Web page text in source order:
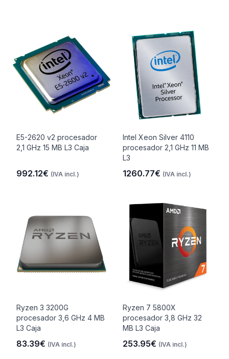
E5-2620 v2 procesador
2,1 GHz 15 MB L3 Caja
992.12€ (IVA incl.)
Intel Xeon Silver 4110
procesador 2,1 GHz 11 MB
L3
1260.77€ (IVA incl.)
Ryzen 3 3200G
procesador 3,6 GHz 4 MB
L3 Caja
83.39€ (IVA incl.)
Ryzen 7 5800X
procesador 3,8 GHz 32
MB L3 Caja
253.95€ (IVA incl.)